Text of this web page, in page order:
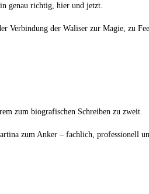
genau richtig, hier und jetzt.
Verbindung der Waliser zur Magie, zu
zum biografischen Schreiben zu zweit.
zum Anker – fachlich, professionell